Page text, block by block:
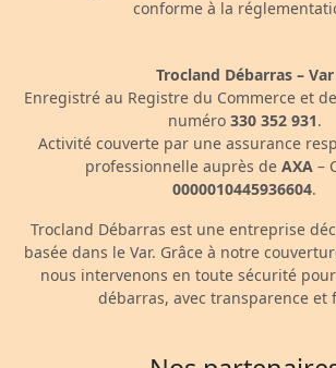
conforme à la
Trocland Débarras – Var
Enregistré au Registre du Commerce et
numéro 330 352 931.
Activité couverte par une assurance
professionnelle auprès de AXA–
0000010445936604.
Trocland Débarras est une entreprise
basée dans le Var. Grâce à notre
nous intervenons en toute sécurité
débarras, avec transparence et